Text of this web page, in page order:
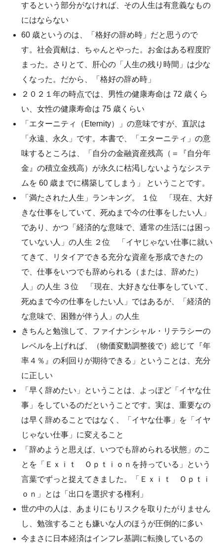
するという部分がなければ、その人生は有意義なもの
にはならない
60 歳というのは、「格好の辞め時」だと思うので
す。社会貢献は、ちゃんとやった。お金はある程度貯
まった。さりとて、肝心の「人生の残り時間」は少な
くなった。だから、「格好の辞め時」
２０２１年の時点では、男性の健康寿命は 72 歳くら
い、女性の健康寿命は 75 歳くらい
「エターニティ（Eternity）」の意味ですが、直訳は
「永遠、永久」です。本書で、「エターニティ」の意
味するところは、「自分の金融資産残高（＝『自分年
金』の積立金残高）が永久に枯渇しないようなシステ
ムを 60 歳までに構築してしまう」 ということです。
「満たされた人生」ランキング。 １位 「現在、大好
きな仕事をしていて、死ぬまで今の仕事をしたい人」
であり、かつ「経済的な意味で、通常の生活には困っ
ていない人」の人生 ２位 「イヤじゃない仕事に就い
てきて、リタイアできる充分な資産を形成できたの
で、仕事をいつでも辞められる（または、辞めた）
人」の人生 ３位 「現在、大好きな仕事をしていて、
死ぬまで今の仕事をしたい人」ではあるが、「経済的
な意味で、困難が伴う人」の人生
きちんと勉強して、ファイナンシャル・リテラシーの
レベルを上げれば、（物価変動調整後で）総じて『年
率４％』の利回りが期待できる」ということは、充分
に正しい
「早く辞めたい」ということは、よっぽど「イヤな仕
事」をしているのだということです。実は、重要なの
は早く辞めることではなく、「イヤな仕事」を「イヤ
じゃない仕事」に変えること
「辞めようと思えば、いつでも辞められる状態」のこ
とを「Ｅｘｉｔ Ｏｐｔｉｏｎを持っている」という
言葉でずっと捉えてきました。「Ｅｘｉｔ Ｏｐｔｉ
ｏｎ」とは「出口を選択する権利」
世の中の人は、あまりにもリスクを取りたがりません
し、勉強することも嫌いな人のほうが圧倒的に多い
今まさに日本経済はインフレ基調に転換しているの